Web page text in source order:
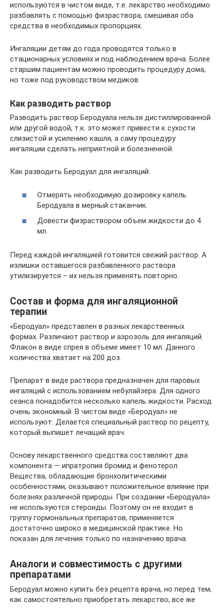
используются в чистом виде, т.е. лекарство необходимо
разбавлять с помощью физраствора, смешивая оба
средства в необходимых пропорциях.
Ингаляции детям до года проводятся только в
стационарных условиях и под наблюдением врача. Более
старшим пациентам можно проводить процедуру дома,
но тоже под руководством медиков.
Как разводить раствор
Разводить раствор Беродуала нельзя дистиллированной
или другой водой, т.к. это может привести к сухости
слизистой и усилению кашля, а саму процедуру
ингаляции сделать неприятной и болезненной.
Как разводить Беродуал для ингаляций:
Отмерять необходимую дозировку капель
Беродуала в мерный стаканчик.
Довести физраствором объем жидкости до 4
мл.
Перед каждой ингаляцией готовится свежий раствор. А
излишки оставшегося разбавленного раствора
утилизируется – их нельзя применять повторно.
Состав и форма для ингаляционной
терапии
«Беродуал» представлен в разных лекарственных
формах. Различают раствор и аэрозоль для ингаляций.
Флакон в виде спрея в объеме имеет 10 мл. Данного
количества хватает на 200 доз.
Препарат в виде раствора предназначен для паровых
ингаляций с использованием небулайзера. Для одного
сеанса понадобится несколько капель жидкости. Расход
очень экономный. В чистом виде «Беродуал» не
используют. Делается специальный раствор по рецепту,
который выпишет лечащий врач.
Основу лекарственного средства составляют два
компонента — ипратропия бромид и фенотерол.
Вещества, обладающие бронхолитическими
особенностями, оказывают положительное влияние при
болезнях различной природы. При создании «Беродуала»
не используются стероиды. Поэтому он не входит в
группу гормональных препаратов, применяется
достаточно широко в медицинской практике. Но
показан для лечения только по назначению врача.
Аналоги и совместимость с другими
препаратами
Беродуал можно купить без рецепта врача, но перед тем,
как самостоятельно приобретать лекарство, все же